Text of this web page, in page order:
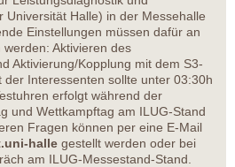
Universität Halle) in der Messehalle
Einstellungen müssen dafür an
Aktivieren des
Aktivierung/Kopplung mit dem S3-
der Interessenten sollte unter 03:30h
erfolgt während der
und Wettkampftag am ILUG-Stand
Fragen können per eine E-Mail
halle gestellt werden oder bei
am ILUG-Messestand-Stand.